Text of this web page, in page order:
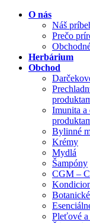
O nás
Náš
Prečo
Herbárium
Obchod
Imunita a
Bylinné
Krémy
Mydlá
Šampóny
CGM –
Pleťové a